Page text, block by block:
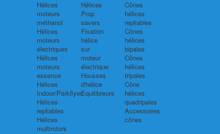
Hélices
moteurs
méthanol
Hélices
moteurs
électriques
Hélices
moteurs
essence
Hélices
Indoor/Parkflyer
Hélices
repliables
Hélices
multirotors
Hélices
Prop
savers
Fixation
hélice
sur
moteur
électrique
Housses
d'hélice
Equilibreurs
Cônes
hélices
repliables
Cônes
hélices
bipales
Cônes
hélices
tripales
Cône
hélices
quadripales
Accessoires
cônes